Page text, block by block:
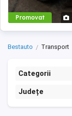
Promovat
Bestauto Transport
Categorii
Județe